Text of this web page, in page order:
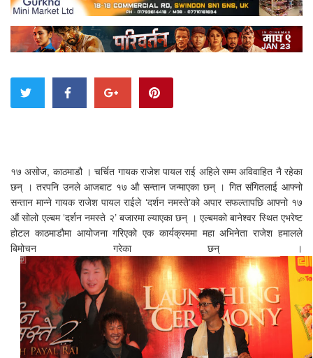
१७ असोज, काठमाडौ । चर्चित गायक राजेश पायल राई अहिले सम्म अविवाहित नै रहेका
छन् । तरपनि उनले आजबाट १७ औ सन्तान जन्माएका छन् । गित संगितलाई आफ्नो
सन्तान मान्ने गायक राजेश पायल राईले ‘दर्शन नमस्ते’को अपार सफल्तापछि आफ्नो १७
औं सोलो एल्बम ‘दर्शन नमस्ते २’ बजारमा ल्याएका छन् । एल्बमको बानेश्वर स्थित एभरेष्ट
होटल काठमाडौमा आयोजना गरिएको एक कार्यक्रममा महा अभिनेता राजेश हमालले
बिमोचन गरेका छन् ।